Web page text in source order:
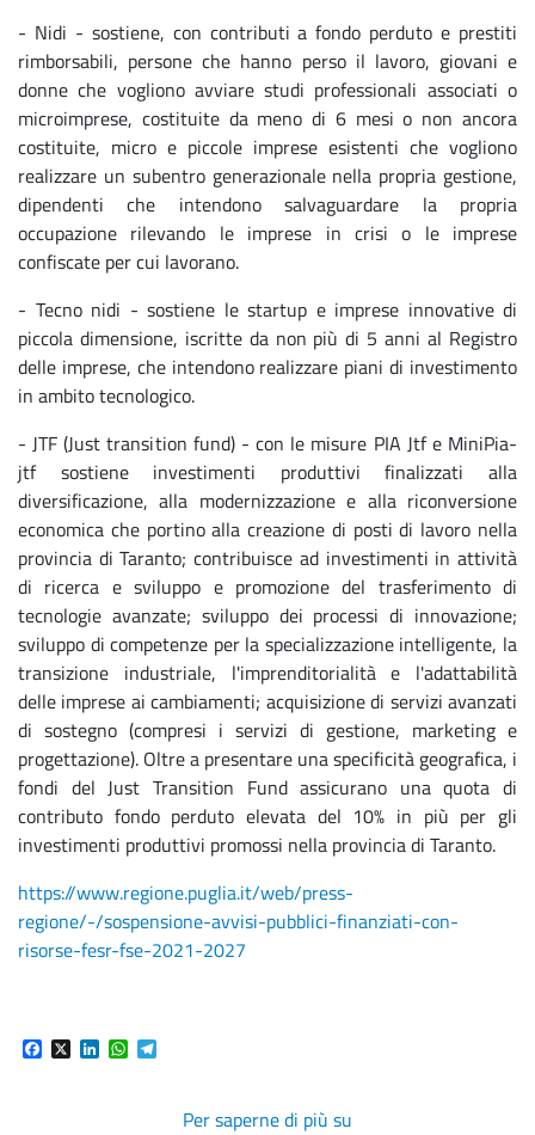
- Nidi - sostiene, con contributi a fondo perduto e prestiti
rimborsabili, persone che hanno perso il lavoro, giovani e
donne che vogliono avviare studi professionali associati o
microimprese, costituite da meno di 6 mesi o non ancora
costituite, micro e piccole imprese esistenti che vogliono
realizzare un subentro generazionale nella propria gestione,
dipendenti che intendono salvaguardare la propria
occupazione rilevando le imprese in crisi o le imprese
confiscate per cui lavorano.
- Tecno nidi - sostiene le startup e imprese innovative di
piccola dimensione, iscritte da non più di 5 anni al Registro
delle imprese, che intendono realizzare piani di investimento
in ambito tecnologico.
- JTF (Just transition fund) - con le misure PIA Jtf e MiniPia-
jtf sostiene investimenti produttivi finalizzati alla
diversificazione, alla modernizzazione e alla riconversione
economica che portino alla creazione di posti di lavoro nella
provincia di Taranto; contribuisce ad investimenti in attività
di ricerca e sviluppo e promozione del trasferimento di
tecnologie avanzate; sviluppo dei processi di innovazione;
sviluppo di competenze per la specializzazione intelligente, la
transizione industriale, l'imprenditorialità e l'adattabilità
delle imprese ai cambiamenti; acquisizione di servizi avanzati
di sostegno (compresi i servizi di gestione, marketing e
progettazione). Oltre a presentare una specificità geografica, i
fondi del Just Transition Fund assicurano una quota di
contributo fondo perduto elevata del 10% in più per gli
investimenti produttivi promossi nella provincia di Taranto.
https://www.regione.puglia.it/web/press-
regione/-/sospensione-avvisi-pubblici-finanziati-con-
risorse-fesr-fse-2021-2027
Facebook
X LinkedInWhatsApp
Per saperne di più su